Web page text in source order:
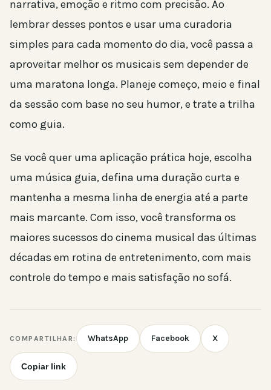
narrativa, emoção e ritmo com precisão. Ao
lembrar desses pontos e usar uma curadoria
simples para cada momento do dia, você passa a
aproveitar melhor os musicais sem depender de
uma maratona longa. Planeje começo, meio e final
da sessão com base no seu humor, e trate a trilha
como guia.
Se você quer uma aplicação prática hoje, escolha
uma música guia, defina uma duração curta e
mantenha a mesma linha de energia até a parte
mais marcante. Com isso, você transforma os
maiores sucessos do cinema musical das últimas
décadas em rotina de entretenimento, com mais
controle do tempo e mais satisfação no sofá.
COMPARTILHAR: WhatsApp Facebook X
Copiar link